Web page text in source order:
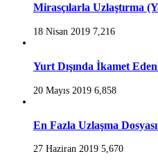
Mirasçılarla Uzlaştırma
18 Nisan 2019 7,216
Yurt Dışında İkamet
20 Mayıs 2019 6,858
En Fazla Uzlaşma
27 Haziran 2019 5,670